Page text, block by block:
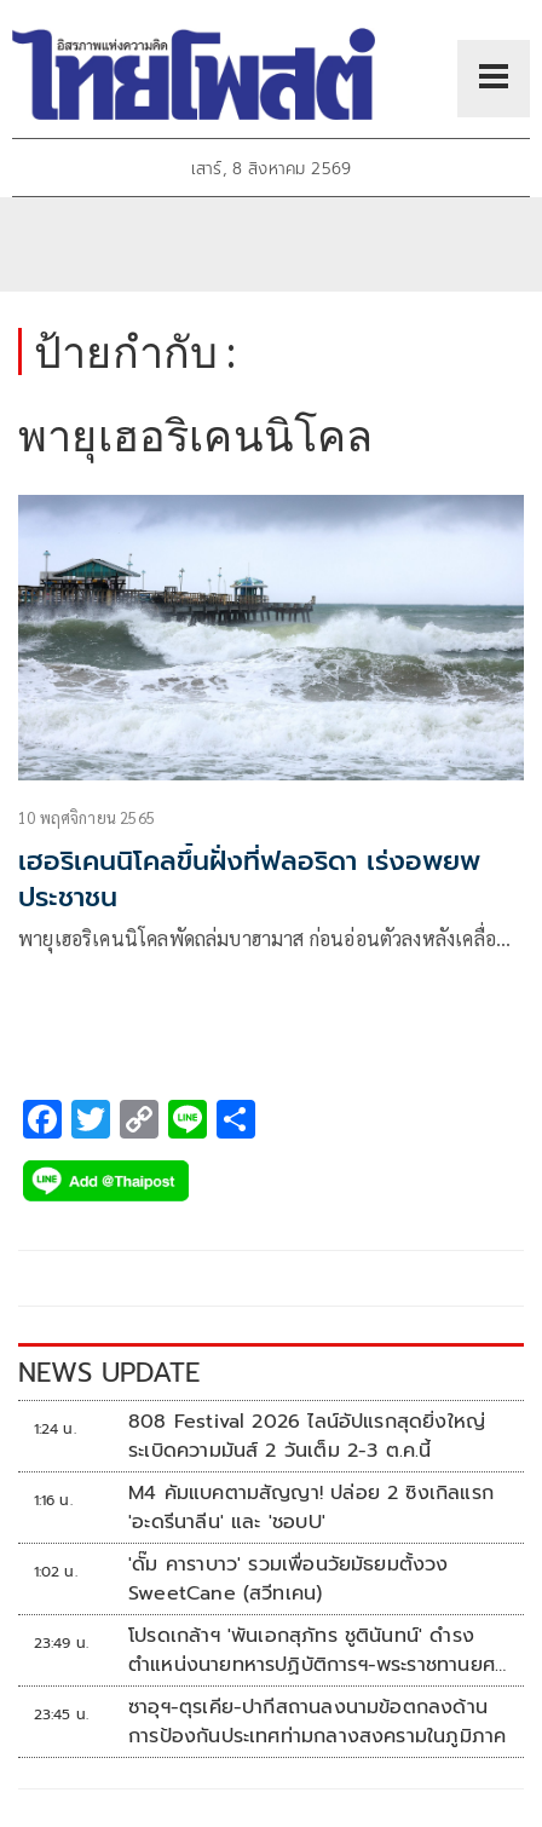
เสาร์, 8 สิงหาคม 2569
ป้ายกำกับ :
พายุเฮอริเคนนิโคล
10 พฤศจิกายน 2565
เฮอริเคนนิโคลขึ้นฝั่งที่ฟลอริดา เร่งอพยพ
ประชาชน
พายุเฮอริเคนนิโคลพัดถล่มบาฮามาส ก่อนอ่อนตัวลงหลังเคลื่อ…
F
ac
e
k
T
wi
tt
C
o
p
k
Li
NEWS UPDATE
1:24 น.
808 Festival 2026 ไลน์อัปแรกสุดยิ่งใหญ่
ระเบิดความมันส์ 2 วันเต็ม 2-3 ต.ค.นี้
1:16 น.
M4 คัมแบคตามสัญญา! ปล่อย 2 ซิงเกิลแรก
'อะดรีนาลีน' และ 'ชอบU'
1:02 น.
'ดั๊ม คาราบาว' รวมเพื่อนวัยมัธยมตั้งวง
SweetCane (สวีทเคน)
23:49 น.
โปรดเกล้าฯ 'พันเอกสุภัทร ชูตินันทน์' ดำรง
ตำแหน่งนายทหารปฏิบัติการฯ-พระราชทานยศ
'พลตรี'
23:45 น.
ซาอุฯ-ตุรเคีย-ปากีสถานลงนามข้อตกลงด้าน
การป้องกันประเทศท่ามกลางสงครามในภูมิภาค